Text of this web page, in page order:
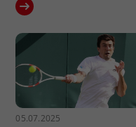
05.07.2025